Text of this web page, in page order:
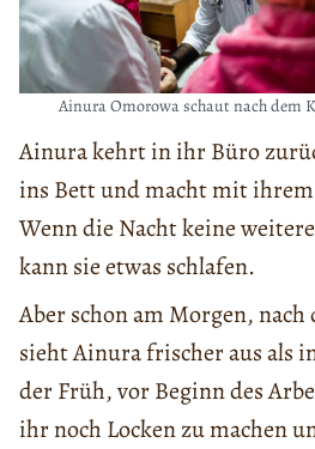
Ainura Omorowa schaut nach dem
Ainura kehrt in ihr Büro
ins Bett und macht mit
Wenn die Nacht keine
kann sie etwas schlafen.
Aber schon am Morgen, nach
sieht Ainura frischer aus als
der Früh, vor Beginn des
ihr noch Locken zu machen